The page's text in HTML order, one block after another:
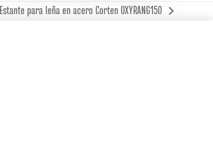
Estante para leña en acero Corten OXYRANG150